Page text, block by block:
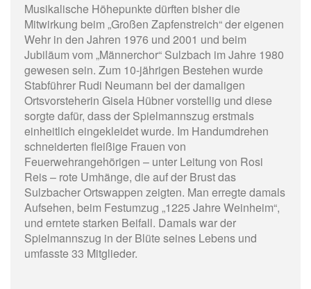
Musikalische Höhepunkte dürften bisher die
Mitwirkung beim „Großen Zapfenstreich“ der eigenen
Wehr in den Jahren 1976 und 2001 und beim
Jubiläum vom „Männerchor“ Sulzbach im Jahre 1980
gewesen sein. Zum 10-jährigen Bestehen wurde
Stabführer Rudi Neumann bei der damaligen
Ortsvorsteherin Gisela Hübner vorstellig und diese
sorgte dafür, dass der Spielmannszug erstmals
einheitlich eingekleidet wurde. Im Handumdrehen
schneiderten fleißige Frauen von
Feuerwehrangehörigen – unter Leitung von Rosi
Reis – rote Umhänge, die auf der Brust das
Sulzbacher Ortswappen zeigten. Man erregte damals
Aufsehen, beim Festumzug „1225 Jahre Weinheim“,
und erntete starken Beifall. Damals war der
Spielmannszug in der Blüte seines Lebens und
umfasste 33 Mitglieder.